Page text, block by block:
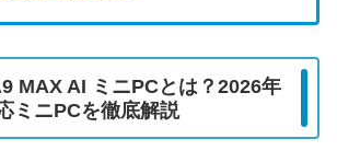
MAX AI ミニPCとは？2026年
ミニPCを徹底解説